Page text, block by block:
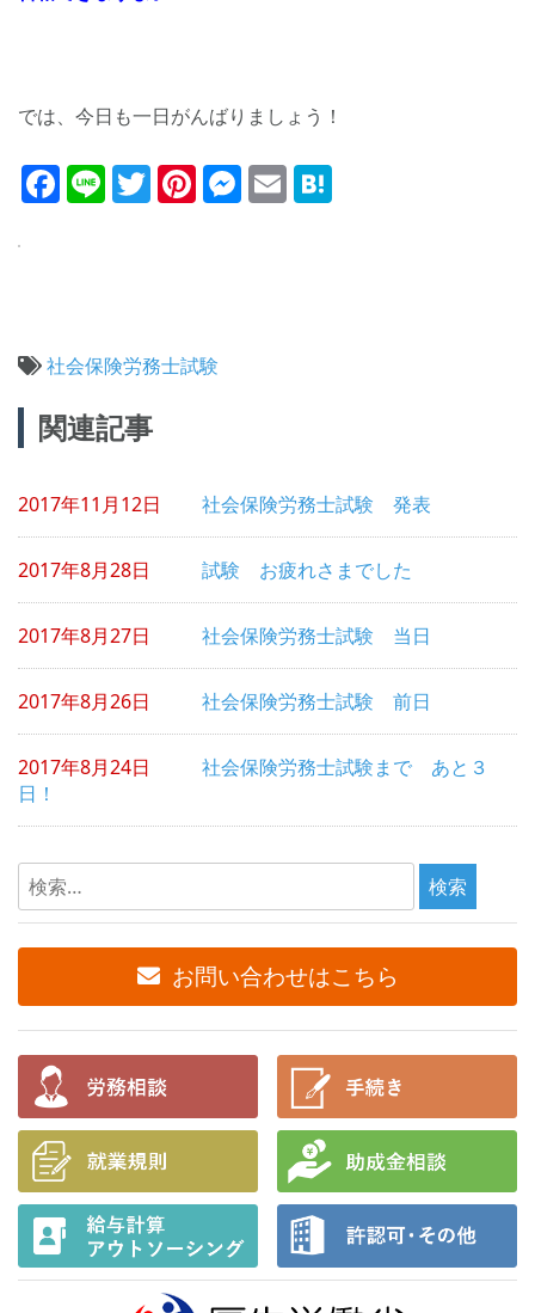
では、今日も一日がんばりましょう！
Facebook
LineTwitter
Pinterest
Messenger
Email
社会保険労務士試験
投
稿
ビ
ゲ
ー
シ
ョ
ン
関連記事
2017年11月12日 社会保険労務士試験 発表
2017年8月28日 試験 お疲れさまでした
2017年8月27日 社会保険労務士試験 当日
2017年8月26日 社会保険労務士試験 前日
2017年8月24日
社会保険労務士試験まで あと３
日！
検
索:
お問い合わせはこちら